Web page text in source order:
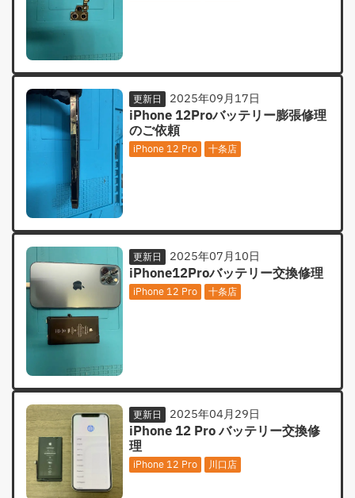
更新日 2025年09月17日
iPhone 12Proバッテリー膨張修理
のご依頼
iPhone 12 Pro 十条店
更新日 2025年07月10日
iPhone12Proバッテリー交換修理
iPhone 12 Pro 十条店
更新日 2025年04月29日
iPhone 12 Pro バッテリー交換修
理
iPhone 12 Pro 川口店